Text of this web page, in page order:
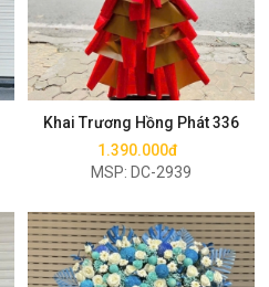
Khai Trương Hồng Phát 336
1.390.000đ
MSP: DC-2939
Mua ngay